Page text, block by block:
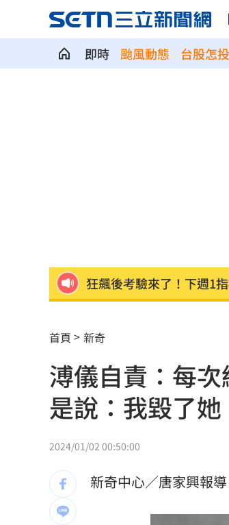
即時 颱風動態 台股怎
蔣萬安再提疫苗封存30年
革命衛隊要美滿足條件
ALLDAY PROJECT太狂
顧立雄視導第三作戰區
放雙手騎車喊手麻！騎士
夢幻跨團合體！SUMMER
首頁 新奇
溥儀自責：每
是說：我毀了她
2024/01/02 00:50:00
新奇中心／唐家興報導